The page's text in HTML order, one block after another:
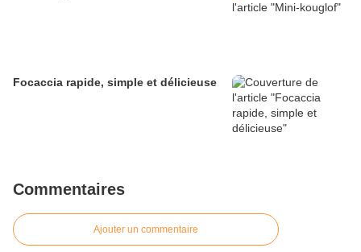
Focaccia rapide, simple et délicieuse
Commentaires
Ajouter un commentaire